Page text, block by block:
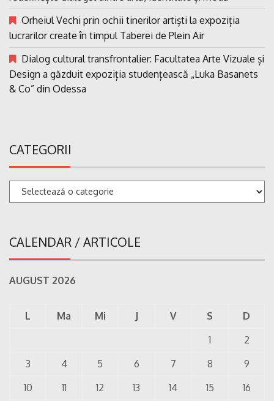
Orheiul Vechi prin ochii tinerilor artiști la expoziția
lucrarilor create în timpul Taberei de Plein Air
Dialog cultural transfrontalier: Facultatea Arte Vizuale și
Design a găzduit expoziția studențească „Luka Basanets
& Co” din Odessa
CATEGORII
Categorii
CALENDAR / ARTICOLE
AUGUST 2026
L Ma Mi J V S
D
1
2
3
4 5 6 7 8
9
10
11 12 13 14 15
16